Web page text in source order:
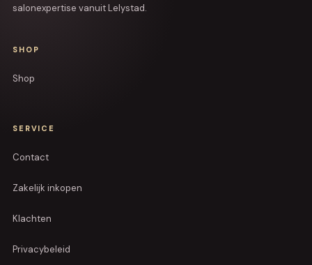
salonexpertise vanuit Lelystad.
SHOP
Shop
SERVICE
Contact
Zakelijk inkopen
Klachten
Privacybeleid